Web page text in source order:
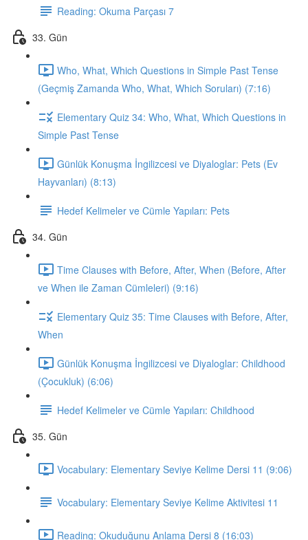
Reading: Okuma Parçası 7
33. Gün
Who, What, Which Questions in Simple Past Tense
(Geçmiş Zamanda Who, What, Which Soruları) (7:16)
Elementary Quiz 34: Who, What, Which Questions in
Simple Past Tense
Günlük Konuşma İngilizcesi ve Diyaloglar: Pets (Ev
Hayvanları) (8:13)
Hedef Kelimeler ve Cümle Yapıları: Pets
34. Gün
Time Clauses with Before, After, When (Before, After
ve When ile Zaman Cümleleri) (9:16)
Elementary Quiz 35: Time Clauses with Before, After,
When
Günlük Konuşma İngilizcesi ve Diyaloglar: Childhood
(Çocukluk) (6:06)
Hedef Kelimeler ve Cümle Yapıları: Childhood
35. Gün
Vocabulary: Elementary Seviye Kelime Dersi 11 (9:06)
Vocabulary: Elementary Seviye Kelime Aktivitesi 11
Reading: Okuduğunu Anlama Dersi 8 (16:03)